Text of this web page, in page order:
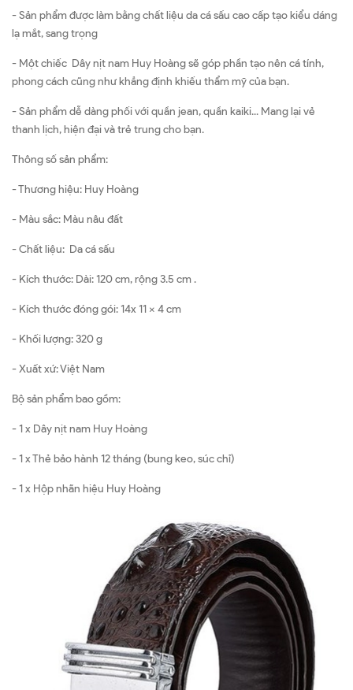
- Sản phẩm được làm bằng chất liệu da cá sấu cao cấp tạo kiểu dáng
lạ mắt, sang trọng
- Một chiếc Dây nịt nam Huy Hoàng sẽ góp phần tạo nên cá tính,
phong cách cũng như khẳng định khiếu thẩm mỹ của bạn.
- Sản phẩm dễ dàng phối với quần jean, quần kaiki... Mang lại vẻ
thanh lịch, hiện đại và trẻ trung cho bạn.
Thông số sản phẩm:
- Thương hiệu: Huy Hoàng
- Màu sắc: Màu nâu đất
- Chất liệu: Da cá sấu
- Kích thước: Dài: 120 cm, rộng 3.5 cm .
- Kích thước đóng gói: 14x 11 x 4 cm
- Khối lượng: 320 g
- Xuất xứ: Việt Nam
Bộ sản phẩm bao gồm:
- 1 x Dây nịt nam Huy Hoàng
- 1 x Thẻ bảo hành 12 tháng (bung keo, súc chỉ)
- 1 x Hộp nhãn hiệu Huy Hoàng